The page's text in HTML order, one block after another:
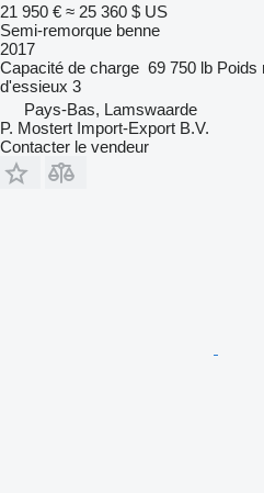
21 950 € ≈ 25 360 $ US
Semi-remorque benne
2017
Capacité de charge 69 750 lb Poids
d'essieux 3
Pays-Bas, Lamswaarde
P. Mostert Import-Export B.V.
Contacter le vendeur